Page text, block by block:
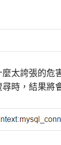
太誇張的危
時，結果將